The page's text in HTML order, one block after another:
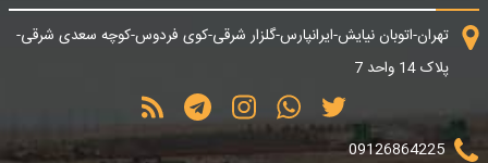
تهران-اتوبان نیایش-ایرانپارس-گلزار شرقی-کوی فردوس-کوچه سعدی شرقی-
پلاک 14 واحد 7
09126864225